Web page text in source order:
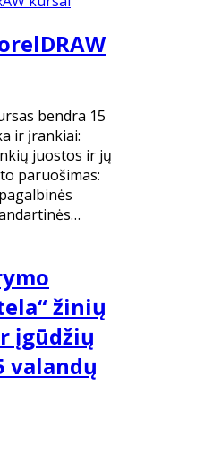
bendra 15
ir įrankiai:
juostos ir jų
paruošimas:
žinių
įgūdžių
valandų